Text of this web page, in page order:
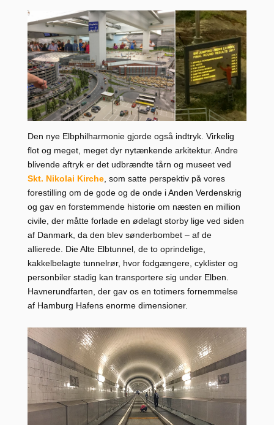
Den nye Elbphilharmonie gjorde også indtryk. Virkelig
flot og meget, meget dyr nytænkende arkitektur. Andre
blivende aftryk er det udbrændte tårn og museet ved
Skt. Nikolai Kirche, som satte perspektiv på vores
forestilling om de gode og de onde i Anden Verdenskrig
og gav en forstemmende historie om næsten en million
civile, der måtte forlade en ødelagt storby lige ved siden
af Danmark, da den blev sønderbombet – af de
allierede. Die Alte Elbtunnel, de to oprindelige,
kakkelbelagte tunnelrør, hvor fodgængere, cyklister og
personbiler stadig kan transportere sig under Elben.
Havnerundfarten, der gav os en totimers fornemmelse
af Hamburg Hafens enorme dimensioner.